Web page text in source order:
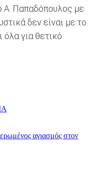
Α. Παπαδόπουλος με
δεν είναι με το
για θετικό
αγιασμός στον